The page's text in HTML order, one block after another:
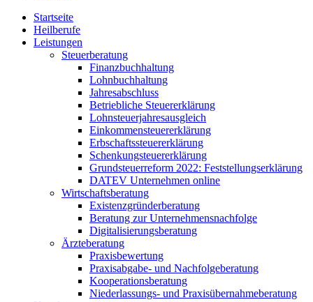
Startseite
Heilberufe
Leistungen
Steuerberatung
Finanzbuchhaltung
Lohnbuchhaltung
Jahresabschluss
Betriebliche Steuererklärung
Lohnsteuerjahresausgleich
Einkommensteuererklärung
Erbschaftssteuererklärung
Schenkungsteuererklärung
Grundsteuerreform 2022: Feststellungserklärung
DATEV Unternehmen online
Wirtschaftsberatung
Existenzgründerberatung
Beratung zur Unternehmensnachfolge
Digitalisierungsberatung
Ärzteberatung
Praxisbewertung
Praxisabgabe- und Nachfolgeberatung
Kooperationsberatung
Niederlassungs- und Praxisübernahmeberatung